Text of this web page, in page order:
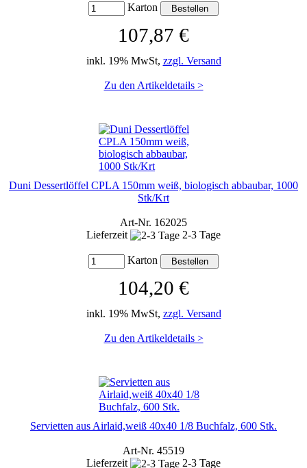
Karton
107,87 €
inkl. 19% MwSt, zzgl. Versand
Zu den Artikeldetails >
Duni Dessertlöffel CPLA 150mm weiß, biologisch abbaubar, 1000
Stk/Krt
Art-Nr. 162025
Lieferzeit
2-3 Tage
Karton
104,20 €
inkl. 19% MwSt, zzgl. Versand
Zu den Artikeldetails >
Servietten aus Airlaid,weiß 40x40 1/8 Buchfalz, 600 Stk.
Art-Nr. 45519
Lieferzeit
2-3 Tage